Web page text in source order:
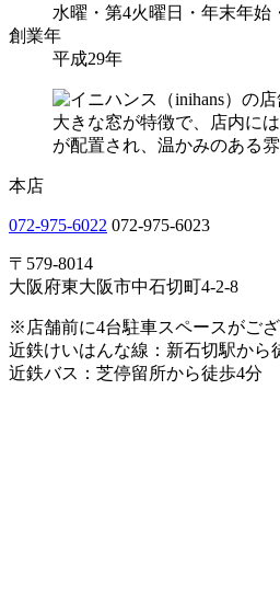
水曜・第4火曜日・年末年始
創業年
平成29年
本店
072-975-6022 072-975-6023
〒579-8014
大阪府東大阪市中石切町4-2-8
※店舗前に4台駐車スペースがござ
近鉄けいはんな線：新石切駅から
近鉄バス：芝停留所から徒歩4分